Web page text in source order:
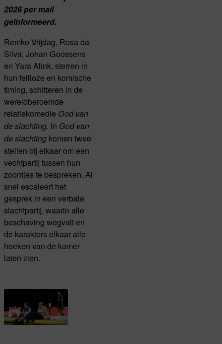
2026 per mail
geïnformeerd.
Remko Vrijdag, Rosa da
Silva, Johan Goossens
en Yara Alink, sterren in
hun feilloze en komische
timing, schitteren in de
wereldberoemde
relatiekomedie God van
de slachting. In God van
de slachting komen twee
stellen bij elkaar om een
vechtpartij tussen hun
zoontjes te bespreken. Al
snel escaleert het
gesprek in een verbale
slachtpartij, waarin alle
beschaving wegvalt en
de karakters elkaar alle
hoeken van de kamer
laten zien.